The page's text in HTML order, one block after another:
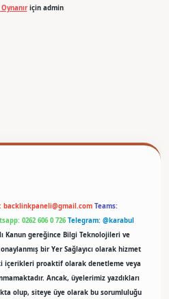
için admin
backlinkpaneli@gmail.com Teams:
0262 606 0 726 Telegram: @karabul
Kanun gereğince Bilgi Teknolojileri ve
bir Yer Sağlayıcı olarak hizmet
içerikleri proaktif olarak denetleme veya
Ancak, üyelerimiz yazdıkları
olup, siteye üye olarak bu sorumluluğu